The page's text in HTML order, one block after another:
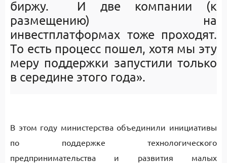
биржу. И две компании (к
размещению) на
инвестплатформах тоже проходят.
То есть процесс пошел, хотя мы эту
меру поддержки запустили только
в середине этого года».
В этом году министерства объединили инициативы
по поддержке технологического
предпринимательства и развития малых